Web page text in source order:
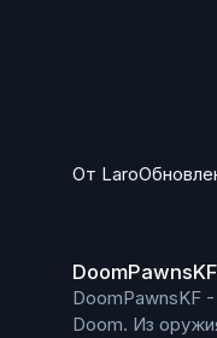
От Laro
DoomPawnsKF
DoomPawnsKF
Doom. Из